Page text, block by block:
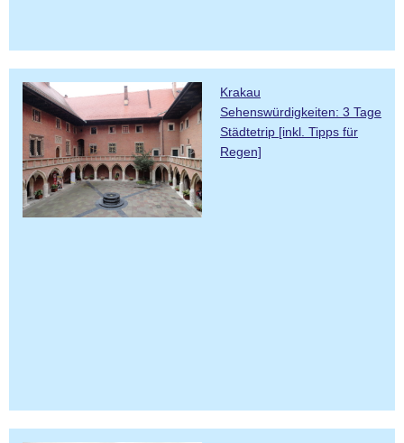
Krakau
Sehenswürdigkeiten: 3 Tage
Städtetrip [inkl. Tipps für
Regen]